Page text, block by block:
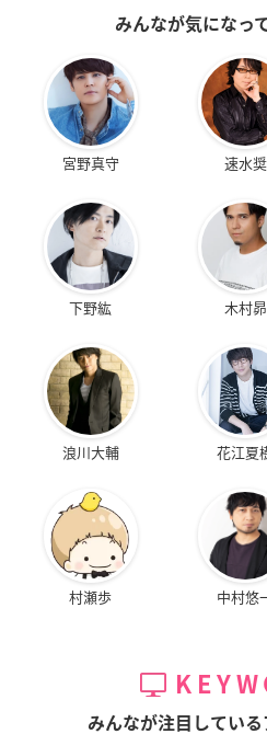
みんなが気になっ
宮野真守 速水奨
下野紘 木村昴
浪川大輔 花江夏
村瀬歩 中村悠
みんなが注目してい